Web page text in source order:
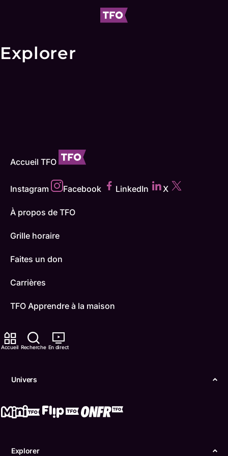
Accueil Recherche En direct
Univers
Explorer
Explorer
Accueil TFO
Instagram Facebook LinkedIn X
À propos de TFO
Grille horaire
Faites un don
Carrières
TFO Apprendre à la maison
Comment nous capter
ONFR
Conditions d'utilisation